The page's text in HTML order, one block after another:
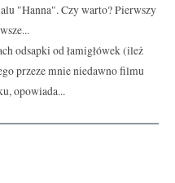
"Hanna". Czy warto? Pierwszy
odsapki od łamigłówek (ileż
przeze mnie niedawno filmu
opowiada...